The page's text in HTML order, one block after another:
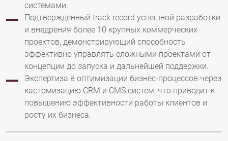
системами.
Подтвержденный track record успешной разработки
и внедрения более 10 крупных коммерческих
проектов, демонстрирующий способность
эффективно управлять сложными проектами от
концепции до запуска и дальнейшей поддержки.
Экспертиза в оптимизации бизнес-процессов через
кастомизацию CRM и CMS систем, что приводит к
повышению эффективности работы клиентов и
росту их бизнеса.